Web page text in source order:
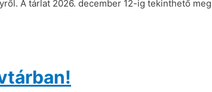
A tárlat 2026. december 12-ig tekinthető